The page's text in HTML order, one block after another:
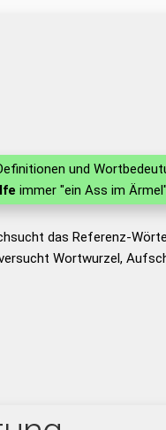
und
immer "ein Ass im
das Referenz-
Wortwurzel,